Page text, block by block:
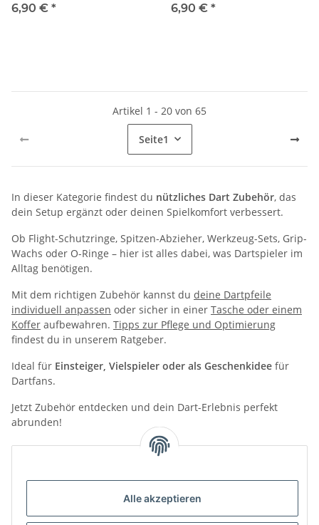
Alle akzeptieren
6,90 € *
6,90 € *
Artikel 1 - 20 von 65
Seite1
In dieser Kategorie findest du nützliches Dart Zubehör, das
dein Setup ergänzt oder deinen Spielkomfort verbessert.
Ob Flight-Schutzringe, Spitzen-Abzieher, Werkzeug-Sets, Grip-
Wachs oder O-Ringe – hier ist alles dabei, was Dartspieler im
Alltag benötigen.
Mit dem richtigen Zubehör kannst du deine Dartpfeile
individuell anpassen oder sicher in einer Tasche oder einem
Koffer aufbewahren. Tipps zur Pflege und Optimierung
findest du in unserem Ratgeber.
Ideal für Einsteiger, Vielspieler oder als Geschenkidee für
Dartfans.
Jetzt Zubehör entdecken und dein Dart-Erlebnis perfekt
abrunden!